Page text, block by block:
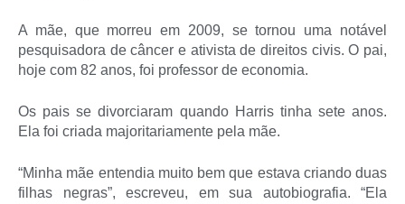
A mãe, que morreu em 2009, se tornou uma notável
pesquisadora de câncer e ativista de direitos civis. O pai,
hoje com 82 anos, foi professor de economia.
Os pais se divorciaram quando Harris tinha sete anos.
Ela foi criada majoritariamente pela mãe.
“Minha mãe entendia muito bem que estava criando duas
filhas negras”, escreveu, em sua autobiografia. “Ela